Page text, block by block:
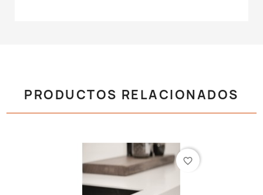
PRODUCTOS RELACIONADOS
favorite_border